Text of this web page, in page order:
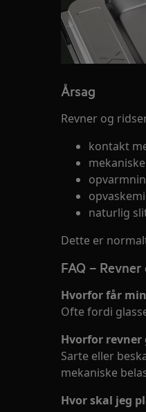
Årsag
Revner og
kontakt
naturlig
Dette er
FAQ –
Hvorfor får
Ofte fordi
Hvorfor revner
Sarte eller
mekaniske
Hvor skal jeg